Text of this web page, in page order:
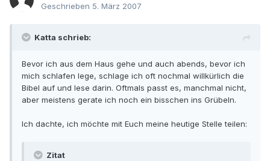
Geschrieben 5. März 2007
Katta schrieb:
Bevor ich aus dem Haus gehe und auch abends, bevor ich
mich schlafen lege, schlage ich oft nochmal willkürlich die
Bibel auf und lese darin. Oftmals passt es, manchmal nicht,
aber meistens gerate ich noch ein bisschen ins Grübeln.
Ich dachte, ich möchte mit Euch meine heutige Stelle teilen:
Zitat